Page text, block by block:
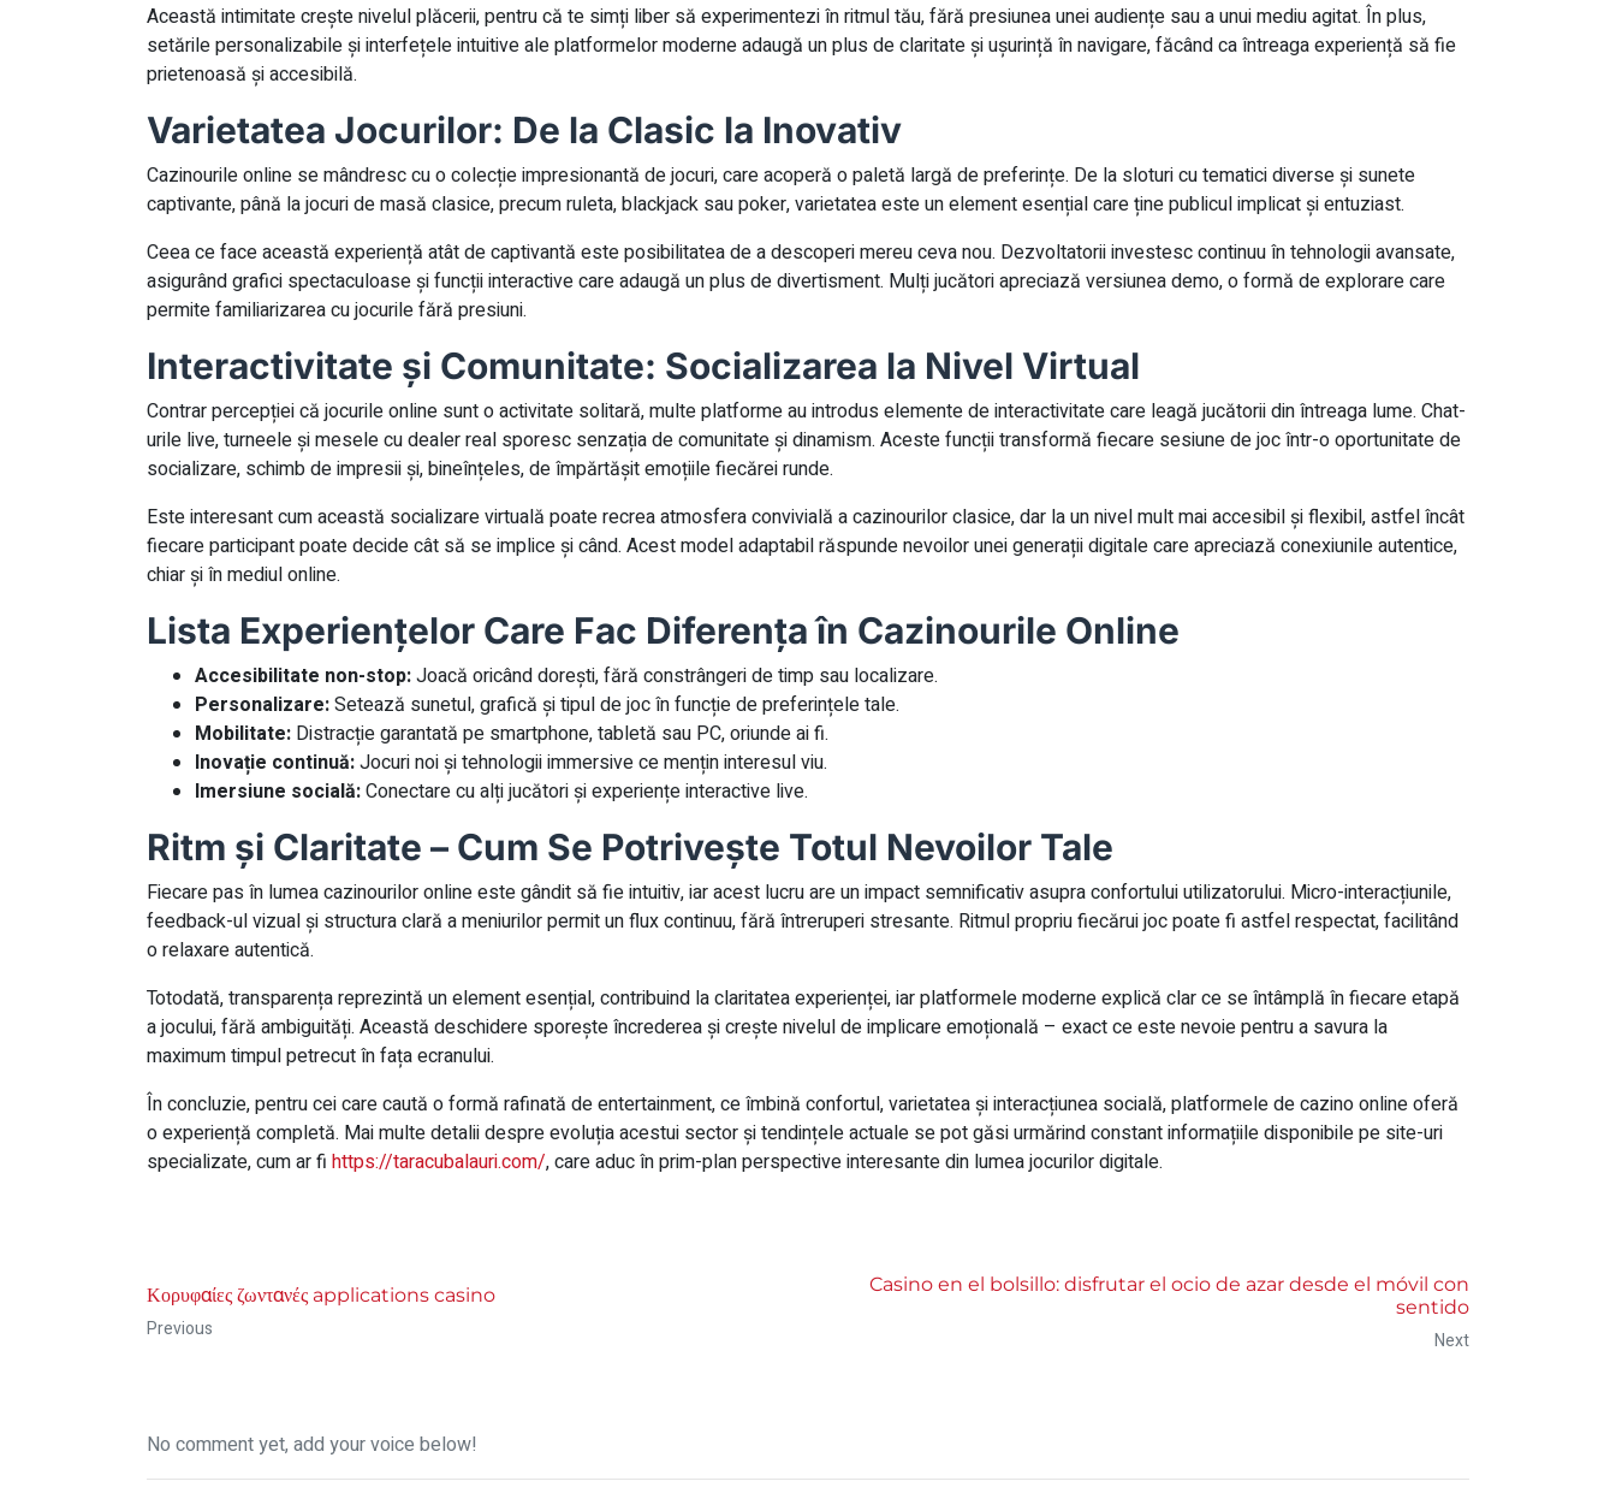
Această intimitate crește nivelul plăcerii, pentru că te simți liber să experimentezi în ritmul tău, fără presiunea unei audiențe sau a unui mediu agitat. În plus,
setările personalizabile și interfețele intuitive ale platformelor moderne adaugă un plus de claritate și ușurință în navigare, făcând ca întreaga experiență să fie
prietenoasă și accesibilă.
Varietatea Jocurilor: De la Clasic la Inovativ
Cazinourile online se mândresc cu o colecție impresionantă de jocuri, care acoperă o paletă largă de preferințe. De la sloturi cu tematici diverse și sunete
captivante, până la jocuri de masă clasice, precum ruleta, blackjack sau poker, varietatea este un element esențial care ține publicul implicat și entuziast.
Ceea ce face această experiență atât de captivantă este posibilitatea de a descoperi mereu ceva nou. Dezvoltatorii investesc continuu în tehnologii avansate,
asigurând grafici spectaculoase și funcții interactive care adaugă un plus de divertisment. Mulți jucători apreciază versiunea demo, o formă de explorare care
permite familiarizarea cu jocurile fără presiuni.
Interactivitate și Comunitate: Socializarea la Nivel Virtual
Contrar percepției că jocurile online sunt o activitate solitară, multe platforme au introdus elemente de interactivitate care leagă jucătorii din întreaga lume. Chat-
urile live, turneele și mesele cu dealer real sporesc senzația de comunitate și dinamism. Aceste funcții transformă fiecare sesiune de joc într-o oportunitate de
socializare, schimb de impresii și, bineînțeles, de împărtășit emoțiile fiecărei runde.
Este interesant cum această socializare virtuală poate recrea atmosfera convivială a cazinourilor clasice, dar la un nivel mult mai accesibil și flexibil, astfel încât
fiecare participant poate decide cât să se implice și când. Acest model adaptabil răspunde nevoilor unei generații digitale care apreciază conexiunile autentice,
chiar și în mediul online.
Lista Experiențelor Care Fac Diferența în Cazinourile Online
Accesibilitate non-stop:Joacă oricând dorești, fără constrângeri de timp sau localizare.
Personalizare:Setează sunetul, grafică și tipul de joc în funcție de preferințele tale.
Mobilitate: Distracție garantată pe smartphone, tabletă sau PC, oriunde ai fi.
Inovație continuă:Jocuri noi și tehnologii immersive ce mențin interesul viu.
Imersiune socială:Conectare cu alți jucători și experiențe interactive live.
Ritm și Claritate – Cum Se Potrivește Totul Nevoilor Tale
Fiecare pas în lumea cazinourilor online este gândit să fie intuitiv, iar acest lucru are un impact semnificativ asupra confortului utilizatorului. Micro-interacțiunile,
feedback-ul vizual și structura clară a meniurilor permit un flux continuu, fără întreruperi stresante. Ritmul propriu fiecărui joc poate fi astfel respectat, facilitând
o relaxare autentică.
Totodată, transparența reprezintă un element esențial, contribuind la claritatea experienței, iar platformele moderne explică clar ce se întâmplă în fiecare etapă
a jocului, fără ambiguități. Această deschidere sporește încrederea și crește nivelul de implicare emoțională – exact ce este nevoie pentru a savura la
maximum timpul petrecut în fața ecranului.
În concluzie, pentru cei care caută o formă rafinată de entertainment, ce îmbină confortul, varietatea și interacțiunea socială, platformele de cazino online oferă
o experiență completă. Mai multe detalii despre evoluția acestui sector și tendințele actuale se pot găsi urmărind constant informațiile disponibile pe site-uri
specializate, cum ar fi https://taracubalauri.com/, care aduc în prim-plan perspective interesante din lumea jocurilor digitale.
Κορυφαίες ζωντανές applications casino
Previous
Casino en el bolsillo: disfrutar el ocio de azar desde el móvil con
sentido
Next
No comment yet, add your voice below!